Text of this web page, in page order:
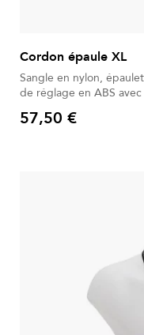
Cordon épaule XL
Sangle en nylon,
de réglage en ABS
Prix
57,50 €